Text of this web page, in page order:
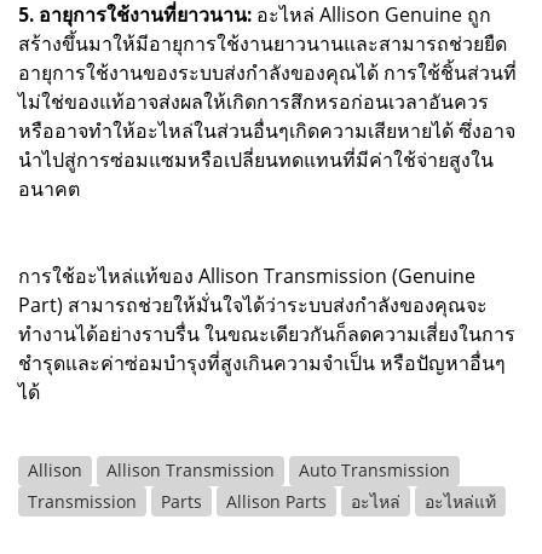
5. อายุการใช้งานที่ยาวนาน: อะไหล่ Allison Genuine ถูก
สร้างขึ้นมาให้มีอายุการใช้งานยาวนานและสามารถช่วยยืด
อายุการใช้งานของระบบส่งกำลังของคุณได้ การใช้ชิ้นส่วนที่
ไม่ใช่ของแท้อาจส่งผลให้เกิดการสึกหรอก่อนเวลาอันควร
หรืออาจทำให้อะไหล่ในส่วนอื่นๆเกิดความเสียหายได้ ซึ่งอาจ
นำไปสู่การซ่อมแซมหรือเปลี่ยนทดแทนที่มีค่าใช้จ่ายสูงใน
อนาคต
การใช้อะไหล่แท้ของ Allison Transmission (Genuine
Part) สามารถช่วยให้มั่นใจได้ว่าระบบส่งกำลังของคุณจะ
ทำงานได้อย่างราบรื่น ในขณะเดียวกันก็ลดความเสี่ยงในการ
ชำรุดและค่าซ่อมบำรุงที่สูงเกินความจำเป็น หรือปัญหาอื่นๆ
ได้
Allison Allison Transmission
Auto Transmission
Transmission
Parts Allison Parts อะไหล่ อะไหล่แท้